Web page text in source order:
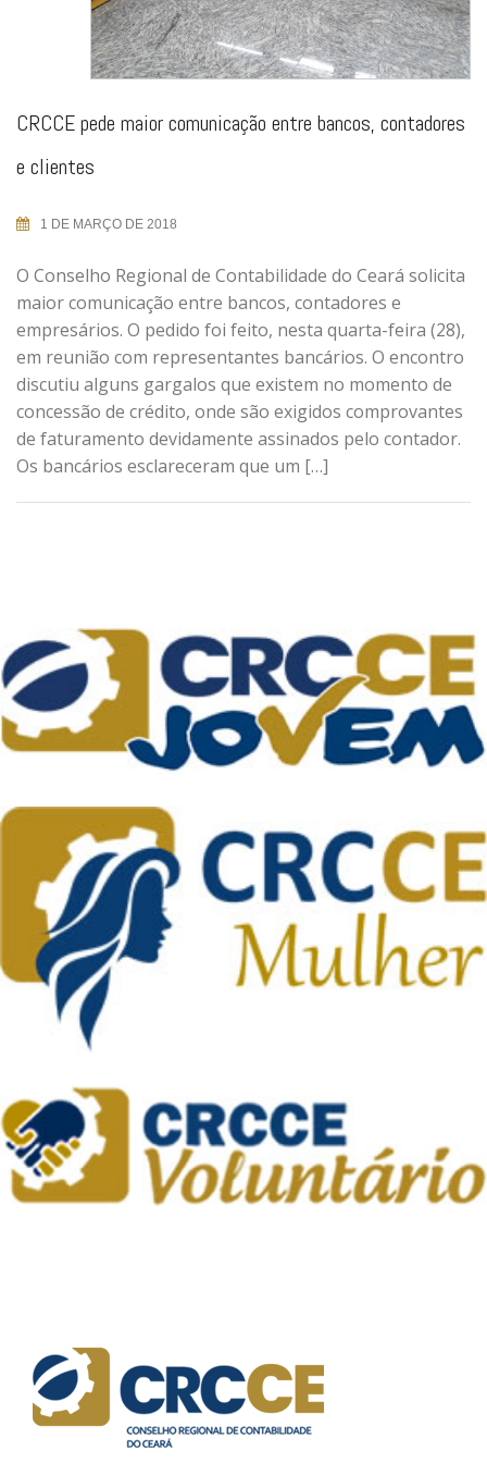
CRCCE pede maior comunicação entre bancos, contadores
e clientes
1 DE MARÇO DE 2018
O Conselho Regional de Contabilidade do Ceará solicita
maior comunicação entre bancos, contadores e
empresários. O pedido foi feito, nesta quarta-feira (28),
em reunião com representantes bancários. O encontro
discutiu alguns gargalos que existem no momento de
concessão de crédito, onde são exigidos comprovantes
de faturamento devidamente assinados pelo contador.
Os bancários esclareceram que um […]